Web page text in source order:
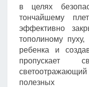
в целях
тончайшему
эффективно
тополиному
ребенка и
пропускает
светоотражающий